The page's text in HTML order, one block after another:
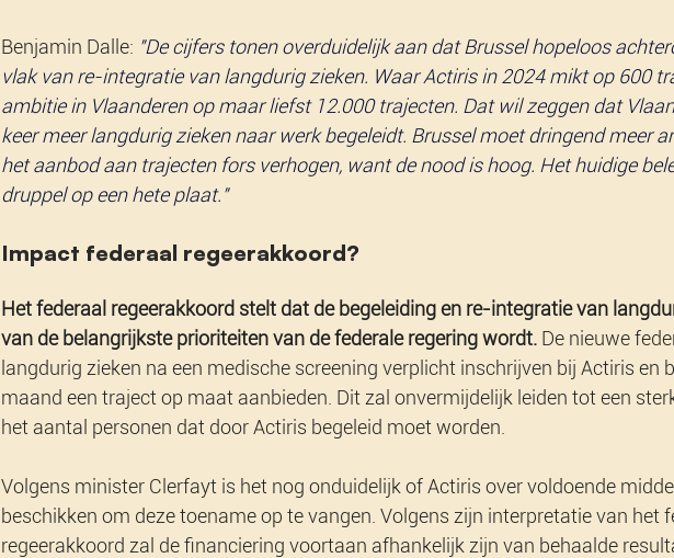
Benjamin Dalle: "De cijfers tonen overduidelijk aan dat Brussel hopeloos
vlak van re-integratie van langdurig zieken. Waar Actiris in 2024 mikt op 600
ambitie in Vlaanderen op maar liefst 12.000 trajecten. Dat wil zeggen dat
keer meer langdurig zieken naar werk begeleidt. Brussel moet dringend meer
het aanbod aan trajecten fors verhogen, want de nood is hoog. Het huidige
druppel op een hete plaat."
Impact federaal regeerakkoord?
Het federaal regeerakkoord stelt dat de begeleiding en re-integratie van
van de belangrijkste prioriteiten van de federale regering wordt. De nieuwe
langdurig zieken na een medische screening verplicht inschrijven bij Actiris en
maand een traject op maat aanbieden. Dit zal onvermijdelijk leiden tot een
het aantal personen dat door Actiris begeleid moet worden.
Volgens minister Clerfayt is het nog onduidelijk of Actiris over voldoende
beschikken om deze toename op te vangen. Volgens zijn interpretatie van het
regeerakkoord zal de financiering voortaan afhankelijk zijn van behaalde